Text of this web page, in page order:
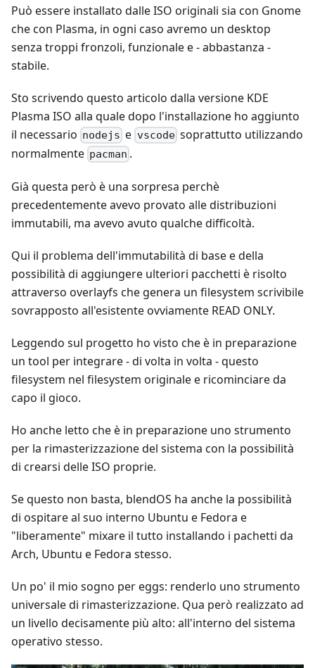
Può essere installato dalle ISO originali sia con Gnome
che con Plasma, in ogni caso avremo un desktop
senza troppi fronzoli, funzionale e - abbastanza -
stabile.
Sto scrivendo questo articolo dalla versione KDE
Plasma ISO alla quale dopo l'installazione ho aggiunto
il necessario nodejs e vscodesoprattutto utilizzando
normalmente pacman .
Già questa però è una sorpresa perchè
precedentemente avevo provato alle distribuzioni
immutabili, ma avevo avuto qualche difficoltà.
Qui il problema dell'immutabilità di base e della
possibilità di aggiungere ulteriori pacchetti è risolto
attraverso overlayfs che genera un filesystem scrivibile
sovrapposto all'esistente ovviamente READ ONLY.
Leggendo sul progetto ho visto che è in preparazione
un tool per integrare - di volta in volta - questo
filesystem nel filesystem originale e ricominciare da
capo il gioco.
Ho anche letto che è in preparazione uno strumento
per la rimasterizzazione del sistema con la possibilità
di crearsi delle ISO proprie.
Se questo non basta, blendOS ha anche la possibilità
di ospitare al suo interno Ubuntu e Fedora e
"liberamente" mixare il tutto installando i pachetti da
Arch, Ubuntu e Fedora stesso.
Un po' il mio sogno per eggs: renderlo uno strumento
universale di rimasterizzazione. Qua però realizzato ad
un livello decisamente più alto: all'interno del sistema
operativo stesso.